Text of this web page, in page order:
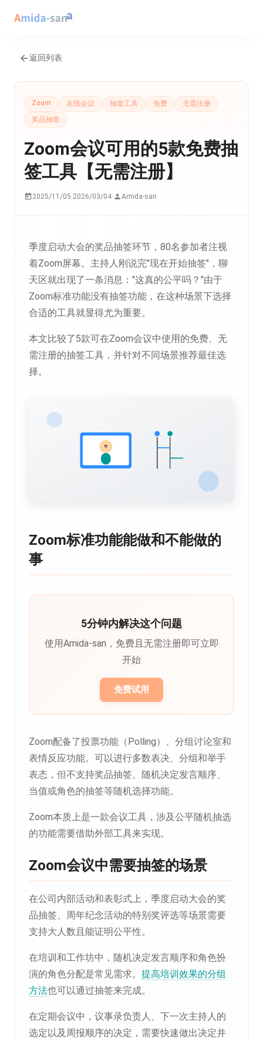
返回列表
Zoom 在线会议 抽签工具 免费
无需注册
奖品抽签
Zoom会议可用的5款免费抽
签工具【无需注册】
2025/11/05·2026/03/04· Amida-san
季度启动大会的奖品抽签环节，80名参加者注视
着Zoom屏幕。主持人刚说完"现在开始抽签"，聊
天区就出现了一条消息："这真的公平吗？"由于
Zoom标准功能没有抽签功能，在这种场景下选择
合适的工具就显得尤为重要。
本文比较了5款可在Zoom会议中使用的免费、无
需注册的抽签工具，并针对不同场景推荐最佳选
择。
Zoom标准功能能做和不能做的
事
5分钟内解决这个问题
使用Amida-san，免费且无需注册即可立即
开始
免费试用
Zoom配备了投票功能（Polling）、分组讨论室和
表情反应功能。可以进行多数表决、分组和举手
表态，但不支持奖品抽签、随机决定发言顺序、
当值或角色的抽签等随机选择功能。
Zoom本质上是一款会议工具，涉及公平随机抽选
的功能需要借助外部工具来实现。
Zoom会议中需要抽签的场景
在公司内部活动和表彰式上，季度启动大会的奖
品抽签、周年纪念活动的特别奖评选等场景需要
支持大人数且能证明公平性。
在培训和工作坊中，随机决定发言顺序和角色扮
演的角色分配是常见需求。 提高培训效果的分组
方法也可以通过抽签来完成。
在定期会议中，议事录负责人、下一次主持人的
选定以及周报顺序的决定，需要快速做出决定并